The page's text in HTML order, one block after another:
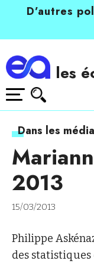
D’autres
les
Dans les
2013
15/03/2013
Philippe
des